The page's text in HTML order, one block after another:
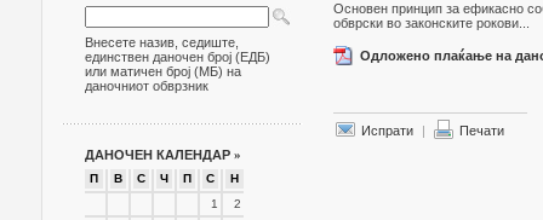
Внесете назив, седиште,
единствен даночен број (ЕДБ)
или матичен број (МБ) на
даночниот обврзник
ДАНОЧЕН КАЛЕНДАР »
П В С Ч П С
Н
1
2
Основен принцип за ефикасно
обврски во законските рокови...
Одложено плаќање на
Испрати | Печати